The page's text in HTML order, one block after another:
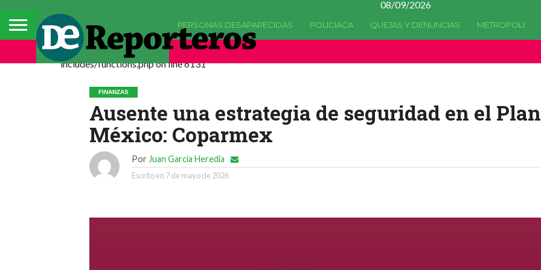
08/09/2026
PERSONAS DESAPARECIDAS POLICIACA QUEJAS Y DENUNCIAS METROPOLI
Deprecated: La función comments_popup_script ha quedado
includes/functions.php on line 6131
FINANZAS
Ausente una estrategia de seguridad en el Plan
México: Coparmex
Por Juan García Heredia
Escrito en 7 de mayo de 2026